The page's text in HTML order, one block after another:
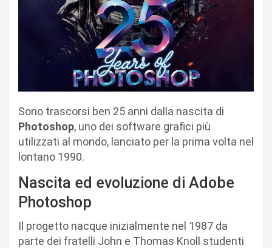
Sono trascorsi ben 25 anni dalla nascita di
Photoshop, uno dei software grafici più
utilizzati al mondo, lanciato per la prima volta nel
lontano 1990.
Nascita ed evoluzione di Adobe
Photoshop
Il progetto nacque inizialmente nel 1987 da
parte dei fratelli John e Thomas Knoll studenti